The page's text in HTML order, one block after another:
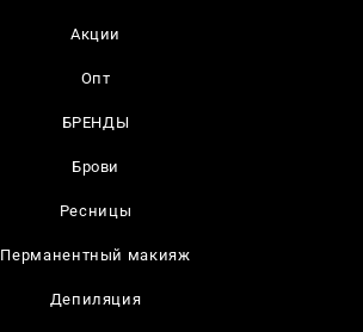
Акции
Опт
БРЕНДЫ
Брови
Ресницы
Перманентный макияж
Депиляция